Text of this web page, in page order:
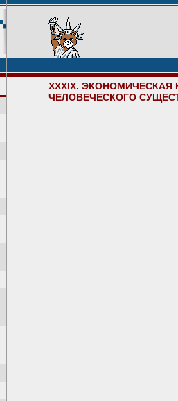
XXXIX.
ЧЕЛОВЕЧЕСКОГО